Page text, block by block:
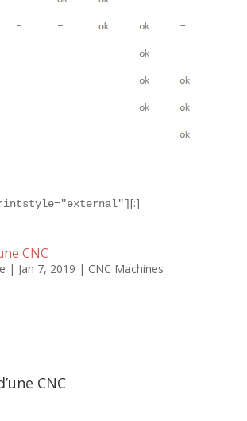
][:]
CNC
| Jan 7, 2019 | CNC Machines
CNC